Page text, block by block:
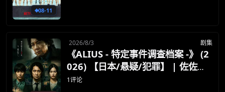
08-11
2026/8/3 剧集
《ALIUS - 特定事件调查档案 -》 (2
026) 【日本/悬疑/犯罪】 | 佐佐木
藏之介沉浸式缉凶 | 科学无法解释的
1评论
🧧 福利领取站